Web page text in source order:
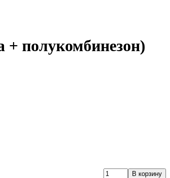
полукомбинезон)